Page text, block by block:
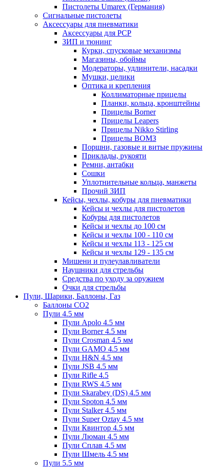
Пистолеты Umarex (Германия)
Сигнальные пистолеты
Аксессуары для пневматики
Аксессуары для PCP
ЗИП и тюнинг
Курки, спусковые механизмы
Магазины, обоймы
Модераторы, удлинители, насадки
Мушки, целики
Оптика и крепления
Коллиматорные прицелы
Планки, кольца, кронштейны
Прицелы Borner
Прицелы Leapers
Прицелы Nikko Stirling
Прицелы ВОМЗ
Поршни, газовые и витые пружины
Приклады, рукояти
Ремни, антабки
Сошки
Уплотнительные кольца, манжеты
Прочий ЗИП
Кейсы, чехлы, кобуры для пневматики
Кейсы и чехлы для пистолетов
Кобуры для пистолетов
Кейсы и чехлы до 100 см
Кейсы и чехлы 100 - 110 см
Кейсы и чехлы 113 - 125 см
Кейсы и чехлы 129 - 135 см
Мишени и пулеулавливатели
Наушники для стрельбы
Средства по уходу за оружием
Очки для стрельбы
Пули, Шарики, Баллоны, Газ
Баллоны CO2
Пули 4.5 мм
Пули Apolo 4.5 мм
Пули Borner 4.5 мм
Пули Crosman 4.5 мм
Пули GAMO 4.5 мм
Пули H&N 4.5 мм
Пули JSB 4.5 мм
Пули Rifle 4.5
Пули RWS 4.5 мм
Пули Skarabey (DS) 4.5 мм
Пули Spoton 4.5 мм
Пули Stalker 4.5 мм
Пули Super Oztay 4.5 мм
Пули Квинтор 4.5 мм
Пули Люман 4.5 мм
Пули Сплав 4.5 мм
Пули Шмель 4.5 мм
Пули 5.5 мм